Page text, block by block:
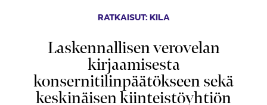
RATKAISUT: KILA
Laskennallisen verovelan
kirjaamisesta
konsernitilinpäätökseen sekä
keskinäisen kiinteistöyhtiön